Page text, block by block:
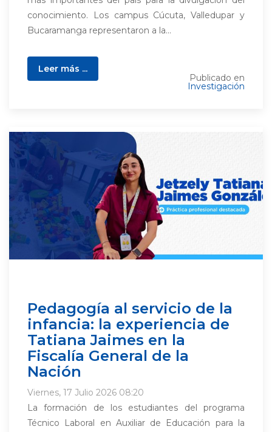
conocimiento. Los campus Cúcuta, Valledupar y
Bucaramanga representaron a la...
Leer más ...
Publicado en
Investigación
Pedagogía al servicio de la
infancia: la experiencia de
Tatiana Jaimes en la
Fiscalía General de la
Nación
Viernes, 17 Julio 2026 08:20
La formación de los estudiantes del programa
Técnico Laboral en Auxiliar de Educación para la